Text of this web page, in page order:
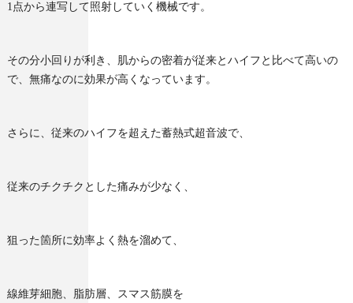
1点から連写して照射していく機械です。
その分小回りが利き、肌からの密着が従来とハイフと比べて高いの
で、無痛なのに効果が高くなっています。
さらに、従来のハイフを超えた蓄熱式超音波で、
従来のチクチクとした痛みが少なく、
狙った箇所に効率よく熱を溜めて、
線維芽細胞、脂肪層、スマス筋膜を